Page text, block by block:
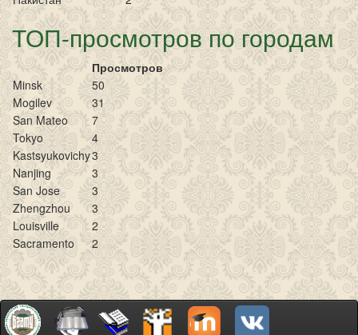
ТОП-просмотров по городам
Просмотров
Minsk
50
Mogilev
31
San Mateo
7
Tokyo
4
Kastsyukovichy3
Nanjing
3
San Jose
3
Zhengzhou
3
Louisville
2
Sacramento
2